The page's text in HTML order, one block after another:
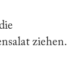
ziehen.